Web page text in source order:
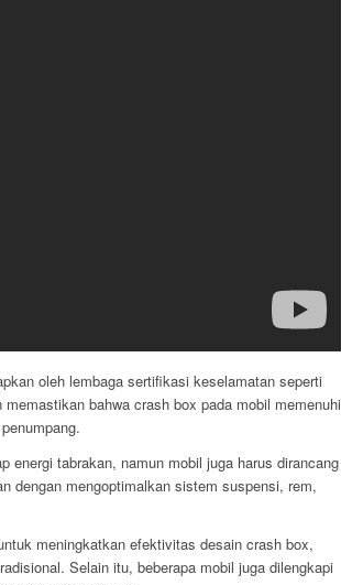
oleh lembaga sertifikasi keselamatan seperti
bahwa crash box pada mobil memenuhi
energi tabrakan, namun mobil juga harus dirancang
dengan mengoptimalkan sistem suspensi, rem,
meningkatkan efektivitas desain crash box,
Selain itu, beberapa mobil juga dilengkapi